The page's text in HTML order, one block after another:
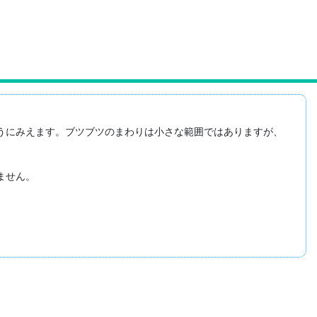
みえます。ブツブツのまわりは小さな範囲ではありますが、
ん。